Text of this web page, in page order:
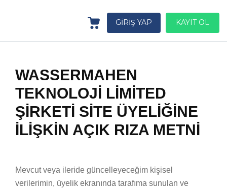
GİRİŞ YAP KAYIT OL
WASSERMAHEN
TEKNOLOJİ LİMİTED
ŞİRKETİ SİTE ÜYELİĞİNE
İLİŞKİN AÇIK RIZA METNİ
Mevcut veya ileride güncelleyeceğim kişisel
verilerimin, üyelik ekranında tarafıma sunulan ve